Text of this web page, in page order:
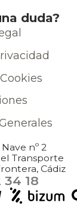
duda?
nº 2
Transporte
Cádiz
34 18